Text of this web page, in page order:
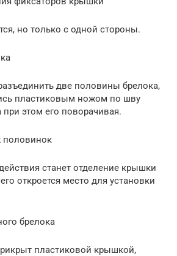
но только с одной стороны.
две половины брелока,
пластиковым ножом по шву
при этом его поворачивая.
половинок
станет отделение крышки
откроется место для установки
брелока
пластиковой крышкой,